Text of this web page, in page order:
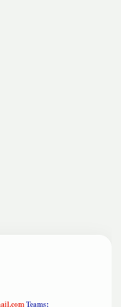
Teams: